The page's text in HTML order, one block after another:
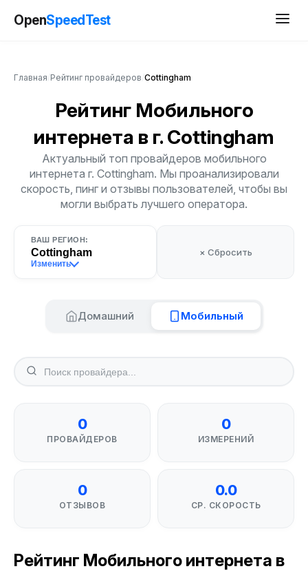
OpenSpeedTest
Главная Рейтинг провайдеров Cottingham
Рейтинг Мобильного
интернета в г. Cottingham
Актуальный топ провайдеров мобильного
интернета г. Cottingham. Мы проанализировали
скорость, пинг и отзывы пользователей, чтобы вы
могли выбрать лучшего оператора.
ВАШ РЕГИОН:
Cottingham
Изменить
× Сбросить
Домашний Мобильный
0
ПРОВАЙДЕРОВ
0
ИЗМЕРЕНИЙ
0
ОТЗЫВОВ
0.0
СР. СКОРОСТЬ
Рейтинг Мобильного интернета в